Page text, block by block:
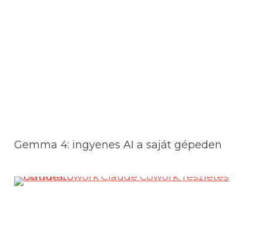
Gemma 4: ingyenes AI a saját gépeden